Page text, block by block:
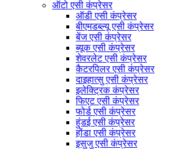
ऑटो एसी कंप्रेसर
ऑडी एसी कंप्रेसर
बीएमडब्ल्यू एसी कंप्रेसर
बेंज एसी कंप्रेसर
ब्यूक एसी कंप्रेसर
शेवरलेट एसी कंप्रेसर
कैटरपिलर एसी कंप्रेसर
दाइहात्सु एसी कंप्रेसर
इलेक्ट्रिक कंप्रेसर
फिएट एसी कंप्रेसर
फोर्ड एसी कंप्रेसर
हुंडई एसी कंप्रेसर
होंडा एसी कंप्रेसर
इसुजु एसी कंप्रेसर